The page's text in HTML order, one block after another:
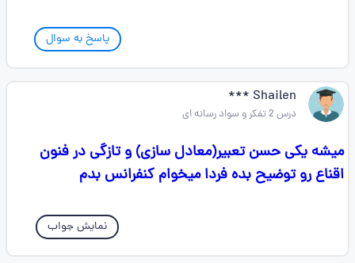
پاسخ به سوال
Shailen ***
درس 2 تفکر و سواد رسانه ای
میشه یکی حسن تعبیر(معادل سازی) و تازگی در فنون
اقناع رو توضیح بده فردا میخوام کنفرانس بدم
نمایش جواب